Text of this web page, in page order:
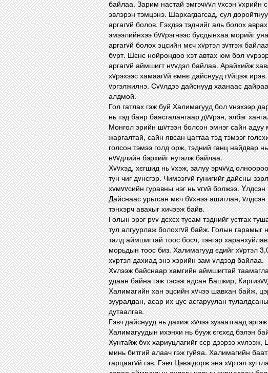
байлаа. Зарим настай эмгэчvvл vхсэн vхрийн
эвлэрэн тэмцэнэ. Шархагдагсад, сул
аргагvй болов. Гэхдээ тэднийг аль болох
эмээлийнхээ бvvрэгнээс бусдынхаа морийг
аргагvй болох эцсийн мєч хvртэл зvтгэж
бvрт. Шєнє нойрондоо хэт автах юм бол
аргагvй аймшигт нvvдэл байлаа. Арайхийж
хvрэхээс хамаагvй ємнє дайснууд гvйцэж
vргэлжилнэ. Сvvлдээ дайснууд хаанаас
алдмой.
Гол гатлах гэж буй Халимагууд бол vнэхээр
нь тэд баяр баясгалангаар дvvрэн, элбэг
Монгол эрийн шvтээн болсон эмнэг сайн
жаргалтай, сайн явсан цагтаа тэд тэмээг
голсон тэмээ голд орж, тэдний ганц найдвар
нvvдлийн бэрхийг нугалж байлаа.
Хvvхэд, хєгшид нь vхэж, залуу эрчvvд
тун чиг дvнсгэр. Чимээгvй гунигийг дайсны
хvмvvсийн гуравны нэг нь vгvй болжээ.
Дайснаас урьтсан мєч бvхнээ ашиглан,
тэнхэрч авахыг хичээж байв.
Голын эрэг рvv дєхєх тусам тэднийг устгах
тул алгуурлаж болохгvй байж. Голын гарамыг
талд аймшигтай тоос босч, тэнгэр
морьдын тоос биз. Халимагууд єдийг хvртэл
хvртэл дахиад энэ хэрийн зам vлдээд байлаа.
Хvлээж байснаар хамгийн аймшигтай
удаан байна гэж тэсэж ядсан Башкир,
Халимагийн хан эцсийн хvчээ шавхан байж,
зууралдан, асар их цус асгаруулан
дутаалгав.
Гэвч дайснууд нь дахиж хvчээ зузаатгаад
Халимагуудын ихэнхи нь бууж єгєхєд бэлэн
Хунтайж бvх хариуцлагийг єєр дээрээ
минь битгий алаач гэж гуйяа. Халимагийн
гарцаагvй гэв. Гэвч Цэвэгдорж энэ хvртэл